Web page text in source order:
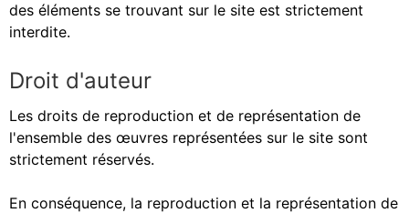
des éléments se trouvant sur le site est strictement
interdite.
Droit d'auteur
Les droits de reproduction et de représentation de
l'ensemble des œuvres représentées sur le site sont
strictement réservés.
En conséquence, la reproduction et la représentation de